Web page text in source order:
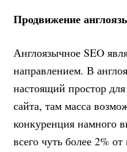
Продвижение
Англоязычное SEO
направлением. В
настоящий простор
сайта, там масса
конкуренция намного
всего чуть более 2%